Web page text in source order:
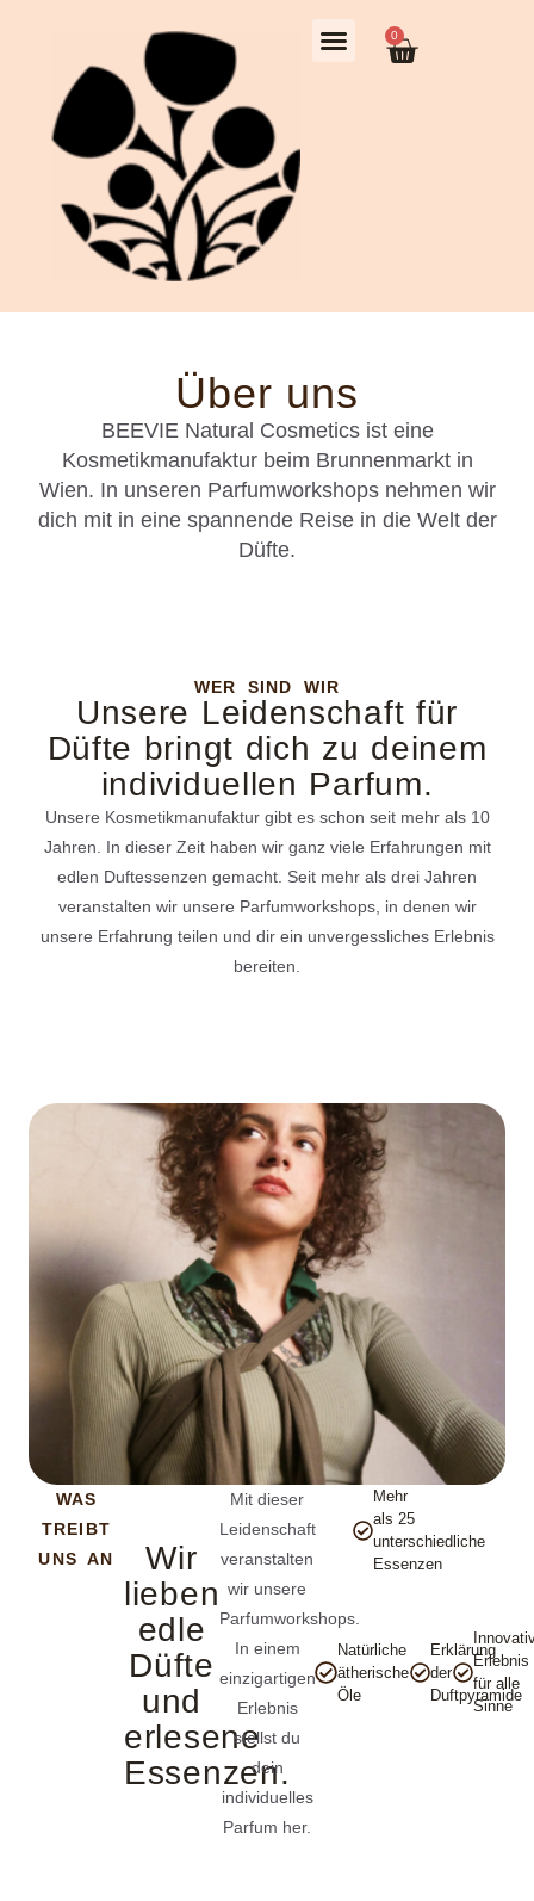
0
Über uns
BEEVIE Natural Cosmetics ist eine
Kosmetikmanufaktur beim Brunnenmarkt in
Wien. In unseren Parfumworkshops nehmen wir
dich mit in eine spannende Reise in die Welt der
Düfte.
WER SIND WIR
Unsere Leidenschaft für
Düfte bringt dich zu deinem
individuellen Parfum.
Unsere Kosmetikmanufaktur gibt es schon seit mehr als 10
Jahren. In dieser Zeit haben wir ganz viele Erfahrungen mit
edlen Duftessenzen gemacht. Seit mehr als drei Jahren
veranstalten wir unsere Parfumworkshops, in denen wir
unsere Erfahrung teilen und dir ein unvergessliches Erlebnis
bereiten.
WAS
TREIBT
UNS AN
Wir
lieben
edle
Düfte
und
erlesene
Essenzen.
Mit dieser
Leidenschaft
veranstalten
wir unsere
Parfumworkshops.
In einem
einzigartigen
Erlebnis
stellst du
dein
individuelles
Parfum her.
Natürliche
ätherische
Öle
Mehr
als 25
unterschiedliche
Essenzen
Erklärung
der
Duftpyramide
Erlebnis
für alle
Sinne